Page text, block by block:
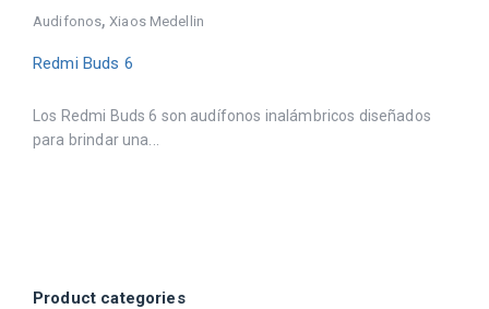
Product categories
Audifonos,Xiaos Medellin
Redmi Buds 6
Los Redmi Buds 6 son audífonos inalámbricos diseñados
para brindar una...